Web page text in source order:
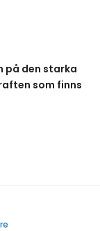
på den starka
som finns